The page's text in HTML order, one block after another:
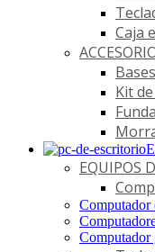
Caja
Bases
Kit
EQUIPOS
Computador
Computador